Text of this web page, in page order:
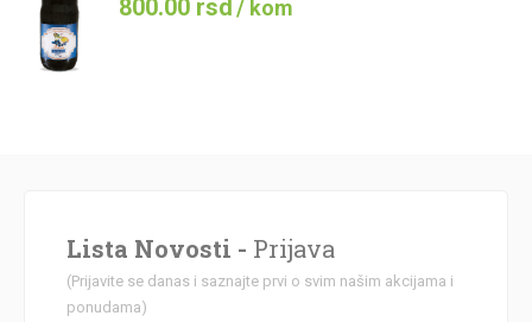
800.00 rsd/ kom
Lista Novosti - Prijava
(Prijavite se danas i saznajte prvi o svim našim akcijama i
ponudama)